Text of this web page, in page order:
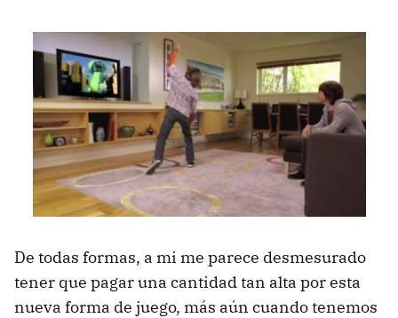
De todas formas, a mi me parece desmesurado
tener que pagar una cantidad tan alta por esta
nueva forma de juego, más aún cuando tenemos